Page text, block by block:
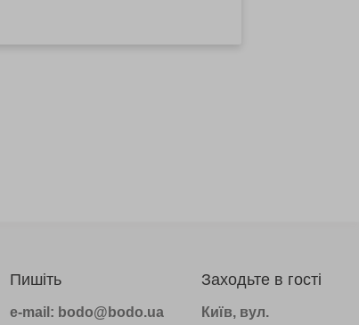
Пишіть
e-mail: bodo@bodo.ua
Заходьте в гості
Київ, вул.